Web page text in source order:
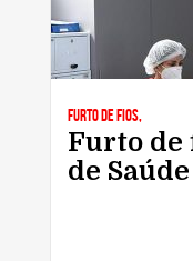
Furto de fios,
Furto de
de